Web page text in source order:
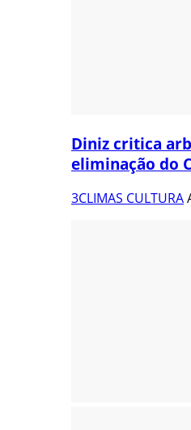
Diniz critica
eliminação do
3CLIMAS CULTURA